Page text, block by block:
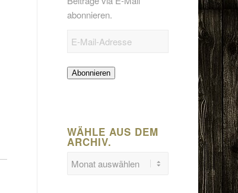
abonnieren.
E-
Adresse
Abonnieren
WÄHLE AUS DEM
ARCHIV.